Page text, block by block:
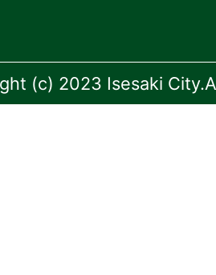
(c) 2023 Isesaki